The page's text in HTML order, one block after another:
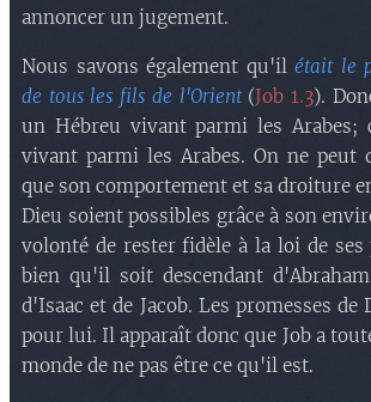
annoncer un jugement.
Nous savons également qu'ilétait le
de tous les fils de l'Orient(Job 1.3).
un Hébreu vivant parmi les Arabes;
vivant parmi les Arabes. On ne peut
que son comportement et sa droiture
Dieu soient possibles grâce à son
volonté de rester fidèle à la loi de ses
bien qu'il soit descendant
d'Isaac et de Jacob. Les promesses de
pour lui. Il apparaît donc que Job a
monde de ne pas être ce qu'il est.